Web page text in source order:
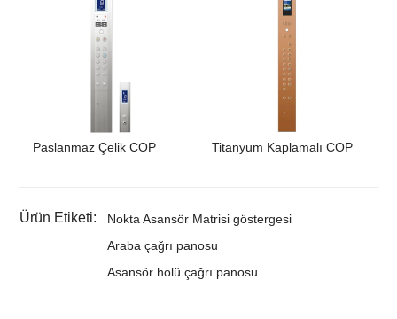
Paslanmaz Çelik COP Titanyum Kaplamalı COP
Ürün Etiketi:
Nokta Asansör Matrisi göstergesi
Araba çağrı panosu
Asansör holü çağrı panosu